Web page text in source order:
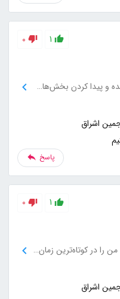
1
0
سایت بسیار روان و کاربردی طراحی شده و پیدا کردن بخش‌های مختلف خیلی راحت بود.
پاسخ
1
0
پشتیبانی با حوصله پاسخ داد و مشکل من را در کوتاه‌ترین زمان برطرف کرد.